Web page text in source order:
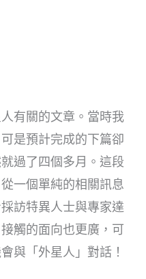
有關的文章。當時我
是預計完成的下篇卻
過了四個多月。這段
一個單純的相關訊息
訪特異人士與專家達
觸的面向也更廣，可
與「外星人」對話！